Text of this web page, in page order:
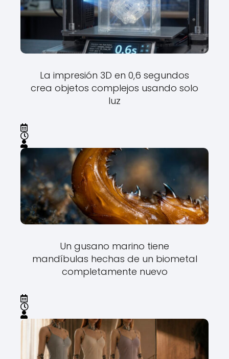
La impresión 3D en 0,6 segundos
crea objetos complejos usando solo
luz
Un gusano marino tiene
mandíbulas hechas de un biometal
completamente nuevo